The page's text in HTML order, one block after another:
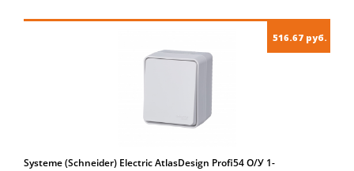
516.67 руб.
Systeme (Schneider) Electric AtlasDesign Profi54 О/У 1-